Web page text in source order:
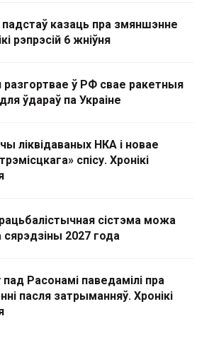
казаць пра змяншэнне
рэпрэсій 6 жніўня
разгортвае ў РФ свае ракетныя
ўдараў па Украіне
ліквідаваных НКА і новае
спісу. Хронікі
сістэма можа
2027 года
пад Расонамі паведамілі пра
пасля затрыманняў. Хронікі